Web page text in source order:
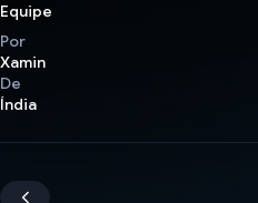
Equipe
Por
Xamin
De
Índia